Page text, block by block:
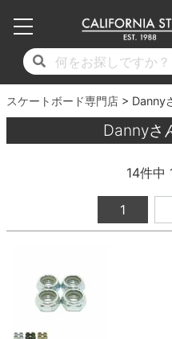
スケートボード専門店 Danny
Dannyさ
14件中
1
17時までのご注文
11,000円以上
毎月1日はポイント5倍！10
コンプリートセット（完
17時までのご注文
11,000円以上
毎月1日はポイント5倍！10
デッキ新着一覧
デッキブランド一覧（全
サイズからデッキを選ぶ
子供用デッキ
7.0inch以下
7.2inch
7.7inch
17時までのご注文
11,000円以上
毎月1日はポイント5倍！10
トラック新着一覧
トラックブランド一覧（全
適合デッキサイズから選ぶ
7.0inch以下
7.2inch
7.3inch
7.8inch
17時までのご注文
11,000円以上
毎月1日はポイント5倍！10
ウィール新着一覧
ウィールブランド一覧（全
ウィールをサイズから選ぶ
50mm
51mm
52mm
56mm
ー）
ベアリング
17時までのご注文
11,000円以上
毎月1日はポイント5倍！10
シューズ新着一覧
シューズブランド一覧
シューズをサイズから選ぶ
20cm
21cm
22cm
24cm
インソール
17時までのご注文
11,000円以上
毎月1日はポイント5倍！10
Tシャツ
ロングスリーブTシャツ
ジャケット
トレーナー・セーター
17時までのご注文
11,000円以上
毎月1日はポイント5倍！10
最新ブログ一覧
17時までのご注文
11,000円以上
毎月1日はポイント5倍！10
初心者の方へ
ブランド紹介
17時までのご注文
11,000円以上
毎月1日はポイント5倍！10
店舗情報
ショップライダー紹介
求人情報